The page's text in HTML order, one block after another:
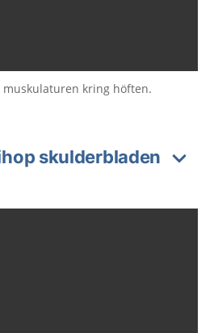
kring höften.
skulderbladen